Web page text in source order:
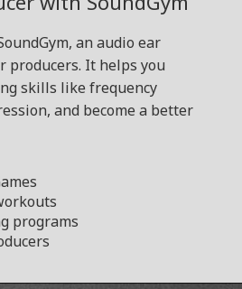
an audio ear
It helps you
skills like frequency
and become a better
programs